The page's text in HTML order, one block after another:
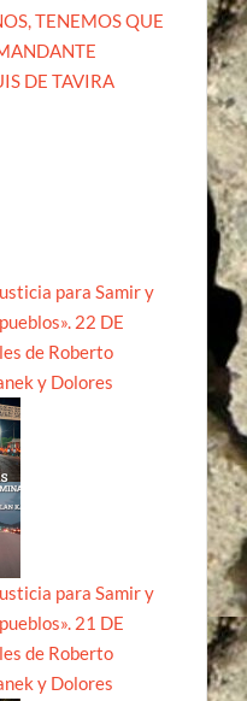
TENEMOS QUE
DE TAVIRA
para Samir y
22 DE
de Roberto
y Dolores
para Samir y
21 DE
de Roberto
y Dolores